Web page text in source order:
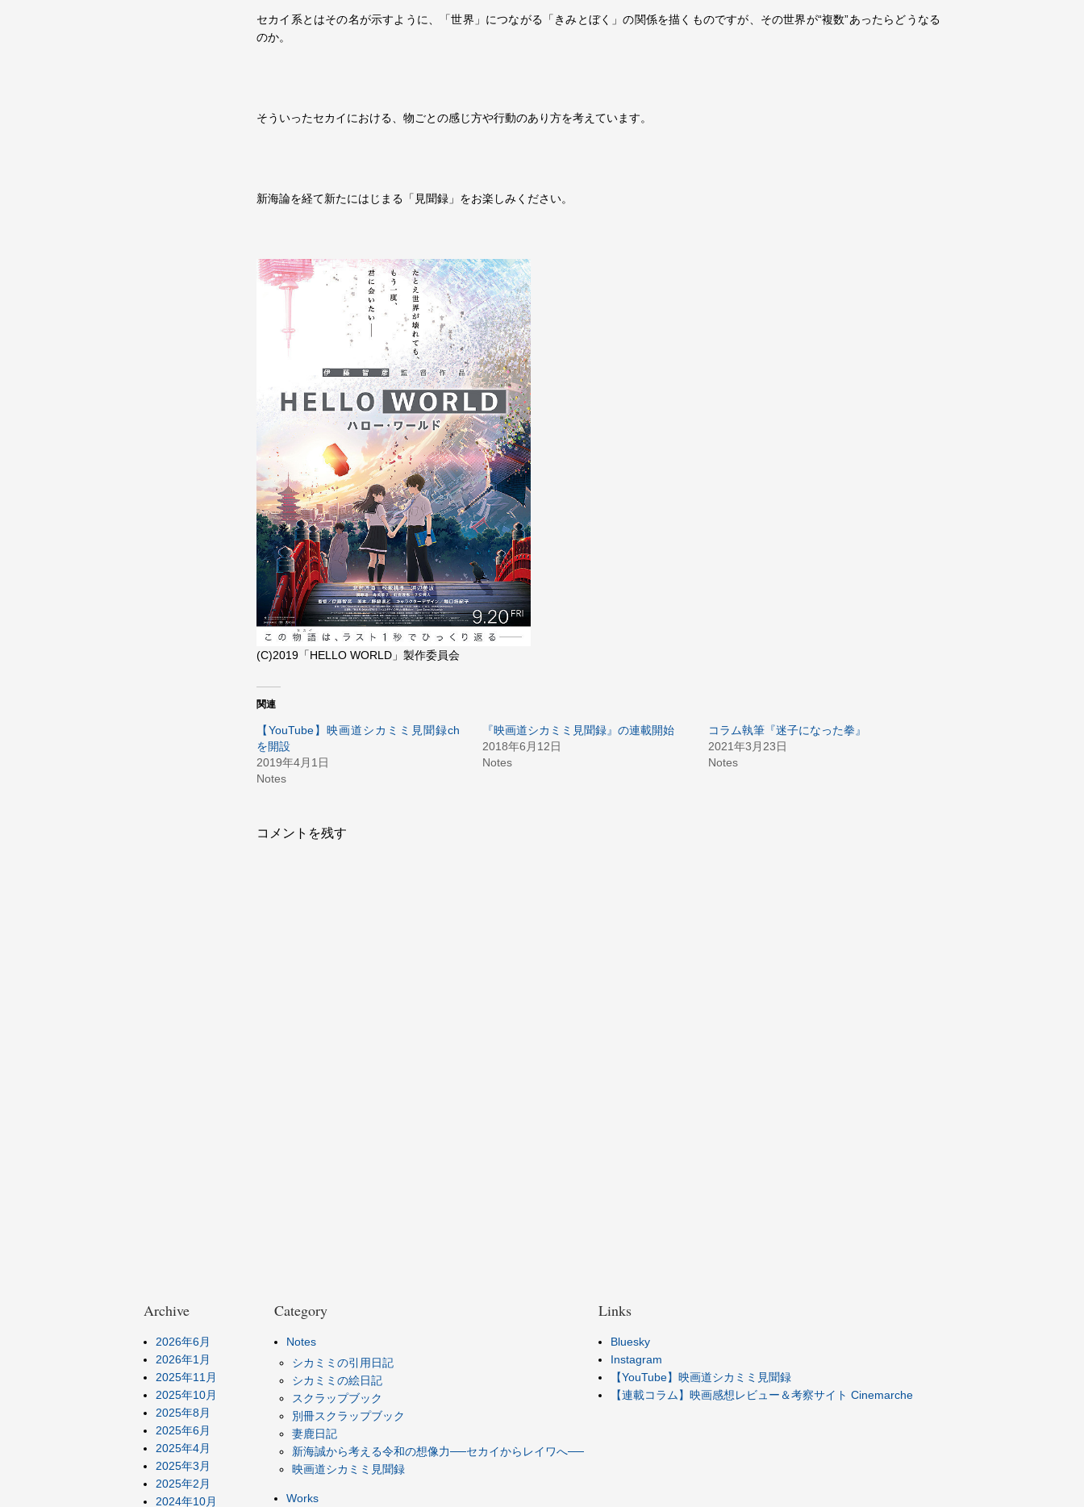
セカイ系とはその名が示すように、「世界」につながる「きみとぼく」の関係を描くものですが、その世界が“複数”あったらどうなる
のか。
そういったセカイにおける、物ごとの感じ方や行動のあり方を考えています。
新海論を経て新たにはじまる「見聞録」をお楽しみください。
(C)2019「HELLO WORLD」製作委員会
関連
【YouTube】映画道シカミミ見聞録ch
を開設
2019年4月1日
Notes
『映画道シカミミ見聞録』の連載開始
2018年6月12日
Notes
コラム執筆『迷子になった拳』
2021年3月23日
Notes
コメントを残す
Archive
2026年6月
2026年1月
2025年11月
2025年10月
2025年8月
2025年6月
2025年4月
2025年3月
2025年2月
2024年10月
Category
Notes
シカミミの引用日記
シカミミの絵日記
スクラップブック
別冊スクラップブック
妻鹿日記
新海誠から考える令和の想像力──セカイからレイワへ──
映画道シカミミ見聞録
Works
Links
Bluesky
Instagram
【YouTube】映画道シカミミ見聞録
【連載コラム】映画感想レビュー＆考察サイト Cinemarche